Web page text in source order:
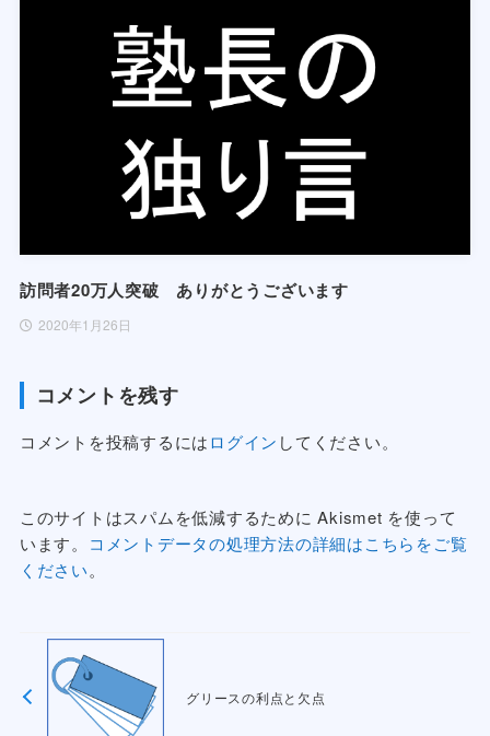
訪問者20万人突破 ありがとうございます
2020年1月26日
コメントを残す
コメントを投稿するにはログイン してください。
このサイトはスパムを低減するために Akismet を使って
います。 コメントデータの処理方法の詳細はこちらをご覧
ください。
グリースの利点と欠点